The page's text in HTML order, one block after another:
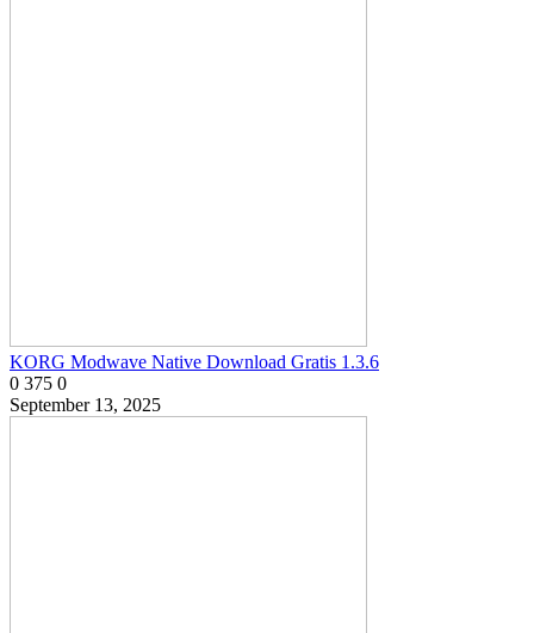
KORG Modwave Native Download Gratis 1.3.6
0 375 0
September 13, 2025